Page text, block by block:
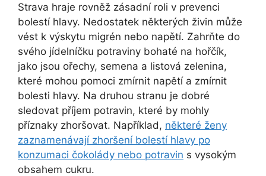
Strava hraje rovněž zásadní roli v prevenci
bolestí hlavy. Nedostatek některých živin může
vést k výskytu migrén nebo napětí. Zahrňte do
svého jídelníčku potraviny bohaté na hořčík,
jako jsou ořechy, semena a listová zelenina,
které mohou pomoci zmírnit napětí a zmírnit
bolesti hlavy. Na druhou stranu je dobré
sledovat příjem potravin, které by mohly
příznaky zhoršovat. Například, některé ženy
zaznamenávají zhoršení bolestí hlavy po
konzumaci čokolády nebo potravin s vysokým
obsahem cukru.